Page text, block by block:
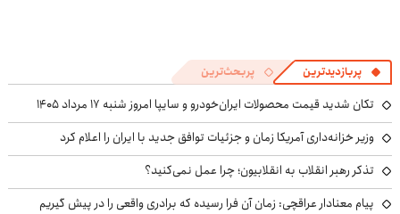
پربازدیدترین پربحث‌ترین
تکان شدید قیمت محصولات ایران‌خودرو و سایپا امروز شنبه ۱۷ مرداد ۱۴۰۵
وزیر خزانه‌داری آمریکا زمان و جزئیات توافق جدید با ایران را اعلام کرد
تذکر رهبر انقلاب به انقلابیون؛ چرا عمل نمی‌کنید؟
پیام معنادار عراقچی: زمان آن فرا رسیده که برادری واقعی را در پیش گیریم